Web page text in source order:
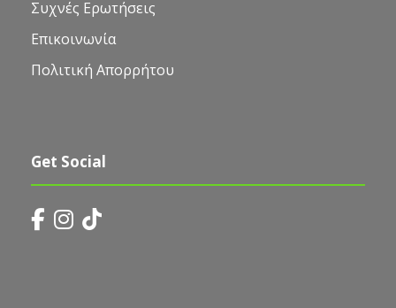
Συχνές Ερωτήσεις
Επικοινωνία
Πολιτική Απορρήτου
Get Social